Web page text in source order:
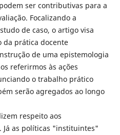
ser contributivas para a
Focalizando a
de caso, o artigo visa
da prática docente
de uma epistemologia
referirmos às ações
o trabalho prático
serão agregados ao longo
respeito aos
Já as políticas "instituintes"